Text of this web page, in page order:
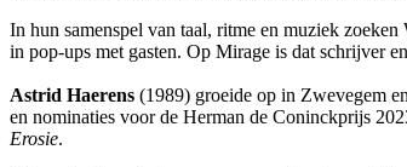
In hun samenspel van taal, ritme en muziek
in pop-ups met gasten. Op Mirage is dat schrijver
Astrid Haerens (1989) groeide op in Zwevegem
en nominaties voor de Herman de Coninckprijs
Erosie.